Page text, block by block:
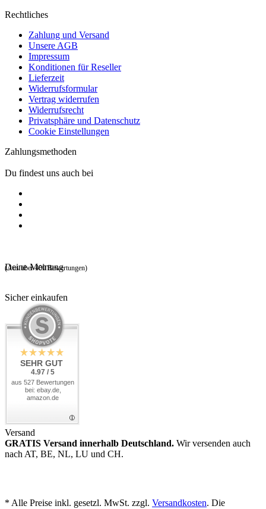
Rechtliches
Zahlung und Versand
Unsere AGB
Impressum
Konditionen für Reseller
Lieferzeit
Widerrufsformular
Vertrag widerrufen
Widerrufsrecht
Privatsphäre und Datenschutz
Cookie Einstellungen
Zahlungsmethoden
Du findest uns auch bei
Deine Meinung
(Aus über 400 Bewertungen)
Sicher einkaufen
SEHR GUT
4.97 / 5
aus 527 Bewertungen
bei: ebay.de,
amazon.de
Versand
GRATIS Versand innerhalb Deutschland. Wir versenden auch
nach AT, BE, NL, LU und CH.
* Alle Preise inkl. gesetzl. MwSt. zzgl. Versandkosten. Die